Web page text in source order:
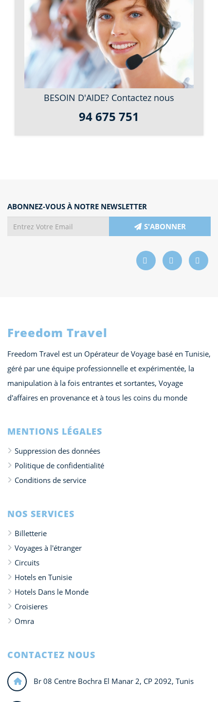
BESOIN D'AIDE? Contactez nous
94 675 751
ABONNEZ-VOUS À NOTRE NEWSLETTER
S'ABONNER
Freedom Travel
Freedom Travel est un Opérateur de Voyage basé en Tunisie,
géré par une équipe professionnelle et expérimentée, la
manipulation à la fois entrantes et sortantes, Voyage
d'affaires en provenance et à tous les coins du monde
MENTIONS LÉGALES
Suppression des données
Politique de confidentialité
Conditions de service
NOS SERVICES
Billetterie
Voyages à l'étranger
Circuits
Hotels en Tunisie
Hotels Dans le Monde
Croisieres
Omra
CONTACTEZ NOUS
Br 08 Centre Bochra El Manar 2, CP 2092, Tunis